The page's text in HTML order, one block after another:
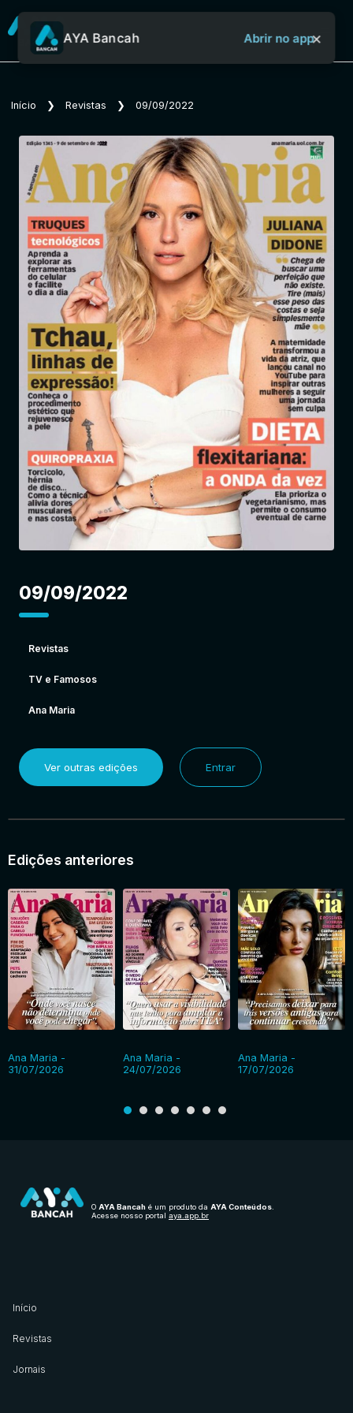
Sobre o Aya Bancah
Início
Revistas
Jornais
Notícias
Entrar
AYA Bancah Abrir no app×
Início ❯ Revistas ❯ 09/09/2022
09/09/2022
Revistas
TV e Famosos
Ana Maria
Ver outras edições Entrar
Edições anteriores
Ana Maria -
31/07/2026
Ana Maria -
24/07/2026
Ana Maria -
17/07/2026
O AYA Bancah é um produto da AYA Conteúdos
Acesse nosso portal aya.app.br
Início
Revistas
Jornais